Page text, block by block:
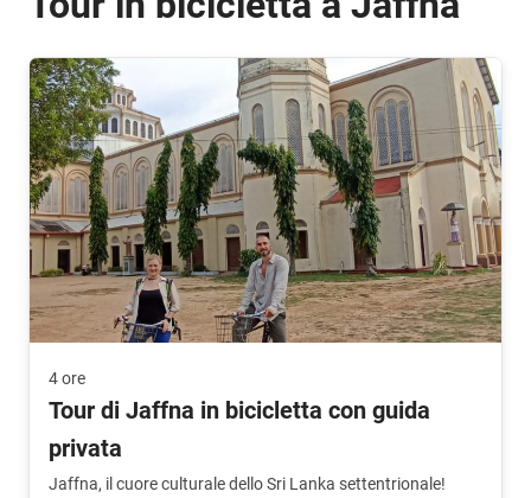
4 ore
Tour di Jaffna in bicicletta con guida
privata
Jaffna, il cuore culturale dello Sri Lanka settentrionale!